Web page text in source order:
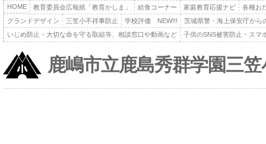
HOME 教育委員会広報紙「教育かしま」 給食コーナー 家庭教育応援ナビ
各種お
グランドデザイン
三笠小不祥事防止 学校評価 NEW!!!
茨城県警・海上保安庁から
いじめ防止・大切な命を守る取組等、相談窓口や動画など
子供のSNS被害防止・スマ
鹿嶋市立鹿島秀群学園三